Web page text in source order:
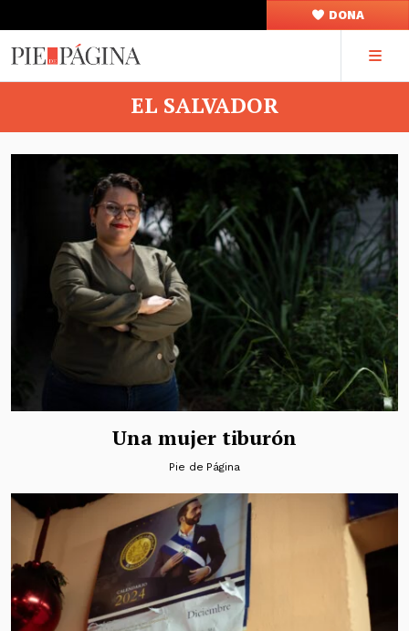
DONA
EL SALVADOR
Una mujer tiburón
Pie de Página